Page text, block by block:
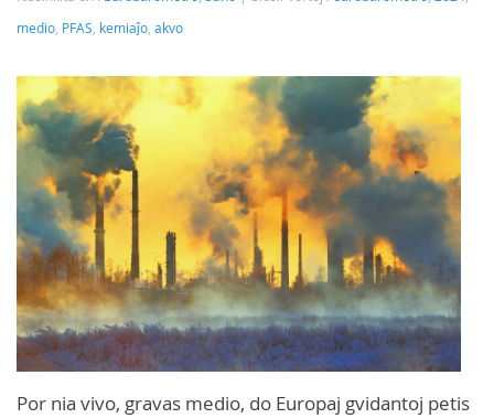
medio PFAS kemiaĵo akvo
Por nia vivo, gravas medio, do Europaj gvidantoj petis